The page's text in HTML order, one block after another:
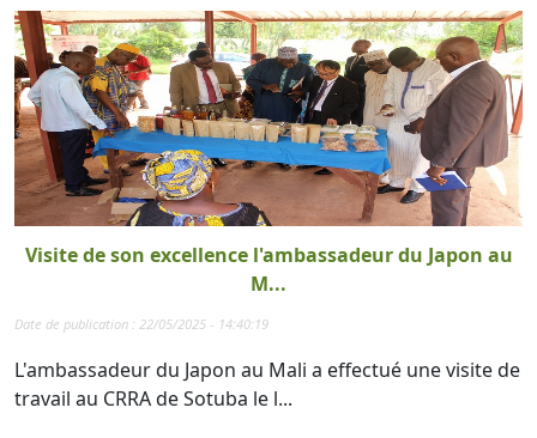
Visite de son excellence l'ambassadeur du Japon au
M...
Date de publication : 22/05/2025 - 14:40:19
L'ambassadeur du Japon au Mali a effectué une visite de
travail au CRRA de Sotuba le l...